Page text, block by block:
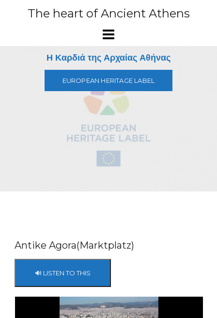
The heart of Ancient Athens
Η Καρδιά της Αρχαίας Αθήνας
EUROPEAN HERITAGE LABEL
Antike Agora(Marktplatz)
🔊 LISTEN TO THIS